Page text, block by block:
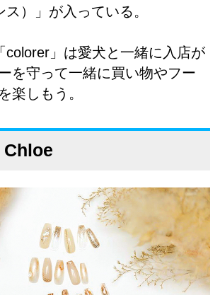
ス）」が入っている。
colorer」は愛犬と一緒に入店が
を守って一緒に買い物やフー
楽しもう。